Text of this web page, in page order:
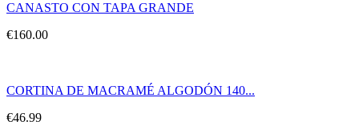
CANASTO CON TAPA GRANDE
€160.00
CORTINA DE MACRAMÉ ALGODÓN 140...
€46.99